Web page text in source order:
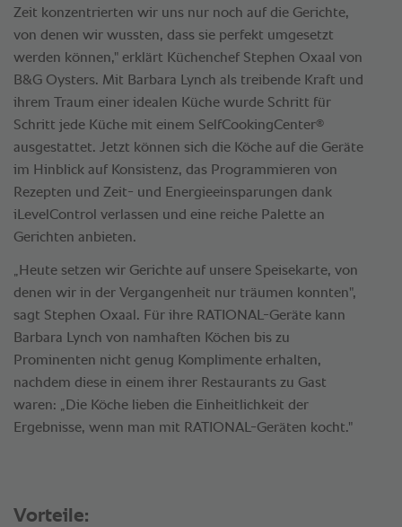
Zeit konzentrierten wir uns nur noch auf die Gerichte,
von denen wir wussten, dass sie perfekt umgesetzt
werden können," erklärt Küchenchef Stephen Oxaal von
B&G Oysters. Mit Barbara Lynch als treibende Kraft und
ihrem Traum einer idealen Küche wurde Schritt für
Schritt jede Küche mit einem SelfCookingCenter®
ausgestattet. Jetzt können sich die Köche auf die Geräte
im Hinblick auf Konsistenz, das Programmieren von
Rezepten und Zeit- und Energieeinsparungen dank
iLevelControl verlassen und eine reiche Palette an
Gerichten anbieten.
„Heute setzen wir Gerichte auf unsere Speisekarte, von
denen wir in der Vergangenheit nur träumen konnten",
sagt Stephen Oxaal. Für ihre RATIONAL-Geräte kann
Barbara Lynch von namhaften Köchen bis zu
Prominenten nicht genug Komplimente erhalten,
nachdem diese in einem ihrer Restaurants zu Gast
waren: „Die Köche lieben die Einheitlichkeit der
Ergebnisse, wenn man mit RATIONAL-Geräten kocht."
Vorteile: